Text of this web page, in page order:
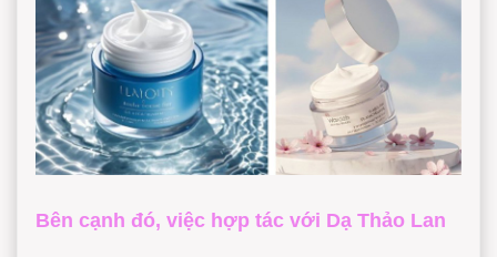
Bên cạnh đó, việc hợp tác với Dạ Thảo Lan